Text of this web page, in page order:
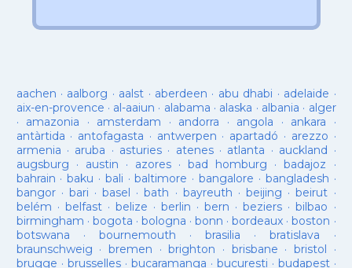
aachen · aalborg · aalst · aberdeen · abu dhabi · adelaide ·
aix-en-provence · al-aaiun · alabama · alaska · albania · alger
· amazonia · amsterdam · andorra · angola · ankara ·
antàrtida · antofagasta · antwerpen · apartadó · arezzo ·
armenia · aruba · asturies· atenes· atlanta · auckland ·
augsburg · austin · azores·bad homburg ·badajoz ·
bahrain ·baku · bali ·baltimore ·bangalore · bangladesh ·
bangor· bari ·basel ·bath · bayreuth ·beijing ·beirut ·
belém · belfast· belize · berlin ·bern ·beziers ·bilbao ·
birmingham · bogota · bologna ·bonn ·bordeaux ·boston ·
botswana · bournemouth ·brasilia ·bratislava ·
braunschweig · bremen ·brighton · brisbane · bristol ·
brugge · brusselles· bucaramanga · bucuresti · budapest·